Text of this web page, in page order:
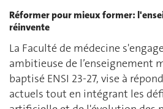
Réformer pour mieux former:
réinvente
La Faculté de médecine
ambitieuse de l’enseignement
baptisé ENSI 23-27, vise à
actuels tout en intégrant les